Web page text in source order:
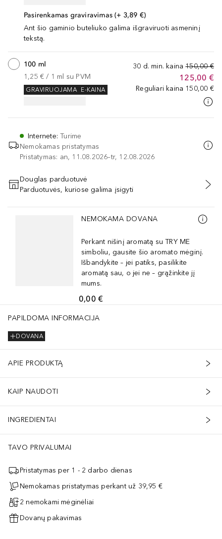
Pasirenkamas graviravimas (+ 3,89 €)
Ant šio gaminio buteliuko galima išgraviruoti asmeninį
tekstą.
30 d. min. kaina 150,00 €
125,00 €
Reguliari kaina 150,00 €
100 ml
1,25 € / 1 ml su PVM
E-KAINA
GRAVIRUOJAMA
Internete:Turime
Nemokamas pristatymas
Pristatymas: an, 11.08.2026–tr, 12.08.2026
PRIDĖTI Į KREPŠELĮ
Douglas parduotuvė
Parduotuvės, kuriose galima įsigyti
Praleisti slankiklį
NEMOKAMA DOVANA
Perkant nišinį aromatą su TRY ME
simboliu, gausite šio aromato mėginį.
Išbandykite – jei patiks, pasilikite
aromatą sau, o jei ne – grąžinkite jį
mums.
0,00 €
PAPILDOMA INFORMACIJA
DOVANA
APIE PRODUKTĄ
KAIP NAUDOTI
INGREDIENTAI
TAVO PRIVALUMAI
Pristatymas per 1 - 2 darbo dienas
Nemokamas pristatymas perkant už 39,95 €
2 nemokami mėginėliai
Dovanų pakavimas